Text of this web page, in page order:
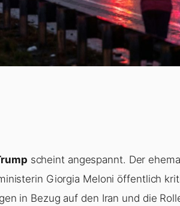
scheint angespannt. Der
Giorgia Meloni öffentlich
in Bezug auf den Iran und die